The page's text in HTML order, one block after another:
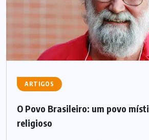
ARTIGOS
O Povo Brasileiro: um povo
religioso